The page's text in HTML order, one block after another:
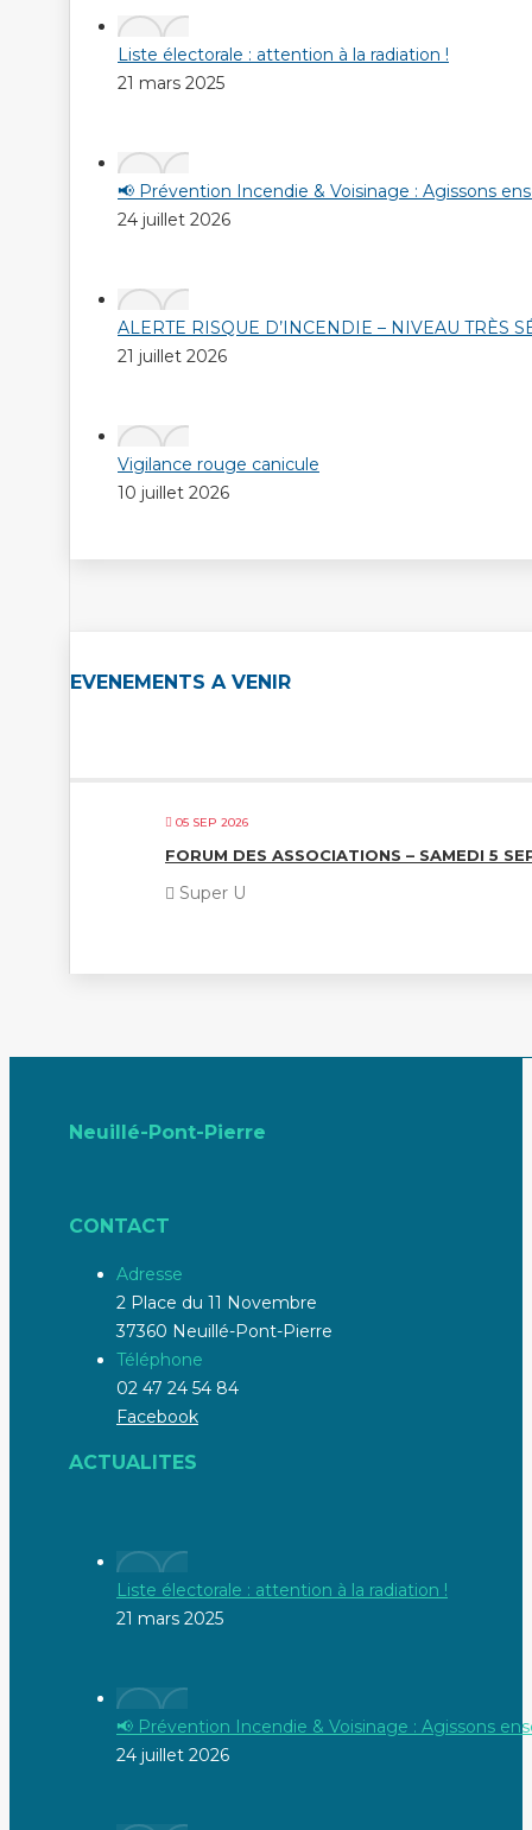
Liste électorale : attention à la radiation !
21 mars 2025
📢 Prévention Incendie & Voisinage : Agissons
24 juillet 2026
ALERTE RISQUE D’INCENDIE – NIVEAU TRÈS
21 juillet 2026
Vigilance rouge canicule
10 juillet 2026
EVENEMENTS A VENIR
05 SEP 2026
FORUM DES ASSOCIATIONS – SAMEDI 5
Super U
Neuillé-Pont-Pierre
CONTACT
Adresse
2 Place du 11 Novembre
37360 Neuillé-Pont-Pierre
Téléphone
02 47 24 54 84
Facebook
ACTUALITES
Liste électorale : attention à la radiation !
21 mars 2025
📢 Prévention Incendie & Voisinage : Agissons
24 juillet 2026